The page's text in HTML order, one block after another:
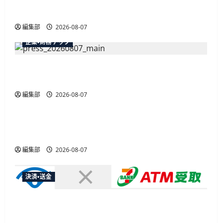
編集部
2026-08-07
企業・財務テック
編集部 2026-08-07
広告
編集部 2026-08-07
決済・送金